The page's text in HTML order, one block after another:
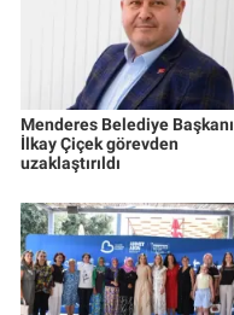
Menderes Belediye Başkanı
İlkay Çiçek görevden
uzaklaştırıldı